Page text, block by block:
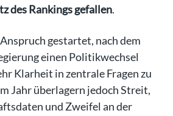
des Rankings gefallen.
gestartet, nach dem
einen Politikwechsel
Klarheit in zentrale Fragen zu
Jahr überlagern jedoch Streit,
und Zweifel an der